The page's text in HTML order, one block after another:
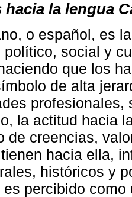
la lengua
o español, es
político, social y
que los
de alta
la actitud hacia
de creencias,
hacia ella,
históricos y
percibido